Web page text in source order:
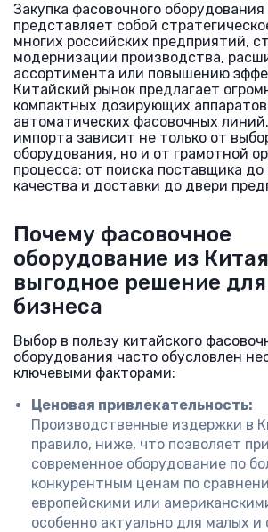
Закупка фасовочного
представляет собой
многих российских предприятий,
модернизации производства,
ассортимента или повышению
Китайский рынок предлагает
компактных дозирующих
автоматических фасовочных
импорта зависит не только от
оборудования, но и от грамотной
процесса: от поиска поставщика до
качества и доставки до двери
Почему фасовочное
оборудование из
выгодное решение
бизнеса
Выбор в пользу китайского
оборудования часто обусловлен
ключевыми факторами:
Ценовая привлекательность:
Производственные издержки в
правило, ниже, что позволяет
современное оборудование по
конкурентным ценам по
европейскими или
особенно актуально для малых и